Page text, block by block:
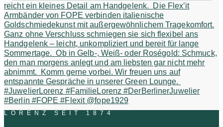
LORENZ SEIT 1874